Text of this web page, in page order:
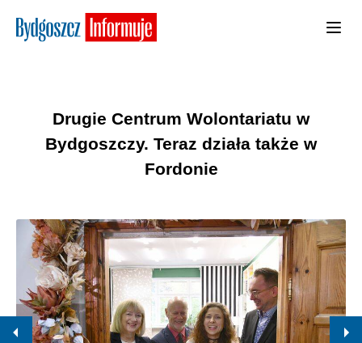
Drugie Centrum Wolontariatu w
Bydgoszczy. Teraz działa także w
Fordonie